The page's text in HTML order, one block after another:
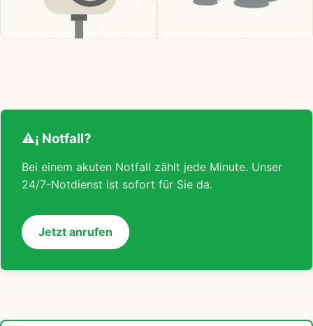
⚠¡ Notfall?
Bei einem akuten Notfall zählt jede Minute. Unser
24/7-Notdienst ist sofort für Sie da.
Jetzt anrufen